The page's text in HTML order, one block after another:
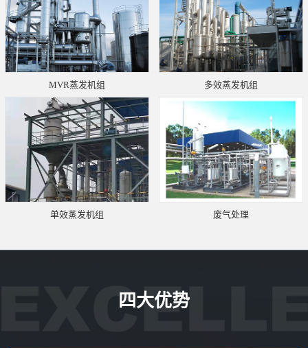
MVR蒸发机组 多效蒸发机组
单效蒸发机组 废气处理
四大优势